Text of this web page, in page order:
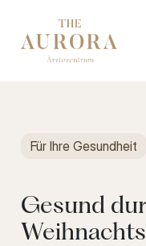
Für Ihre Gesundheit
Gesund